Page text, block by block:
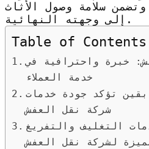
سلامة وصول الأثاث
إلى وجهته النهائية.
Table of Contents
خبرة واحترافية في
خدمة العملاء
تؤكد جودة خدمات
شركة نقل العفش
التغليف والتفريغ
لشركة نقل العفش